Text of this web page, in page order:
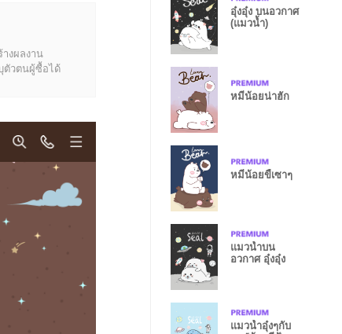
งผลงาน
ตัวตนผู้ซื้อได้
อุ๋งอุ๋ง บนอวกาศ
(แมวน้ำ)
หมีน้อยน่าฮัก
หมีน้อยขี้เซาๆ
แมวน้ำบน
อวกาศ อุ๋งอุ๋ง
แมวน้ำอุ๋งๆกับ